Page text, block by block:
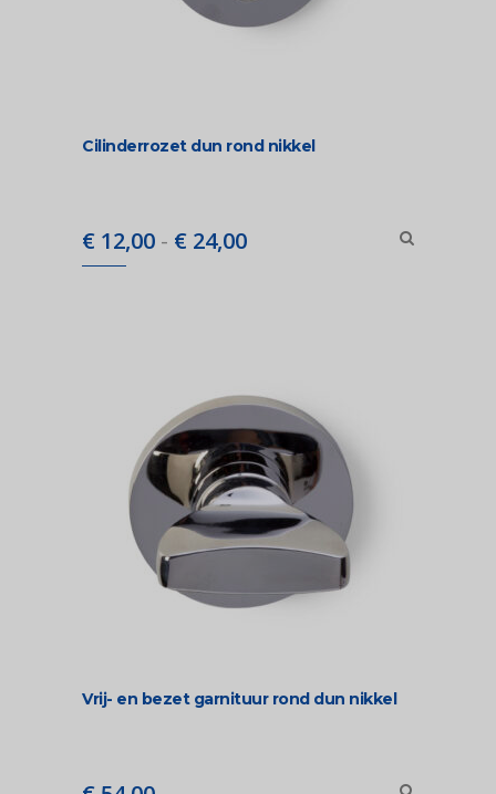
Cilinderrozet dun rond nikkel
€ 12,00 - € 24,00Prijsklasse:
Vrij- en bezet garnituur rond dun nikkel